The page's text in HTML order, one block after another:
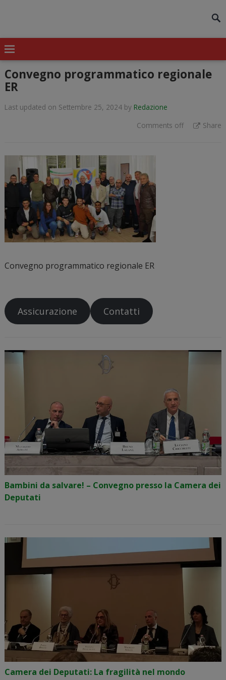
Convegno programmatico regionale
ER
Last updated on Settembre 25, 2024 by Redazione
Comments off
Share
Convegno programmatico regionale ER
Assicurazione Contatti
Bambini da salvare! – Convegno presso la Camera dei
Deputati
Camera dei Deputati: La fragilità nel mondo